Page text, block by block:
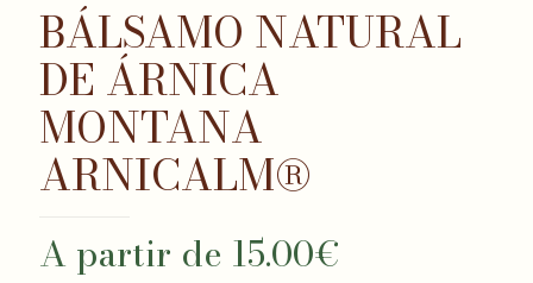
BÁLSAMO NATURAL
DE ÁRNICA
MONTANA
ARNICALM®
A partir de 15.00€